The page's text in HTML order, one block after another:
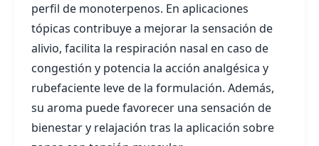
perfil de monoterpenos. En aplicaciones
tópicas contribuye a mejorar la sensación de
alivio, facilita la respiración nasal en caso de
congestión y potencia la acción analgésica y
rubefaciente leve de la formulación. Además,
su aroma puede favorecer una sensación de
bienestar y relajación tras la aplicación sobre